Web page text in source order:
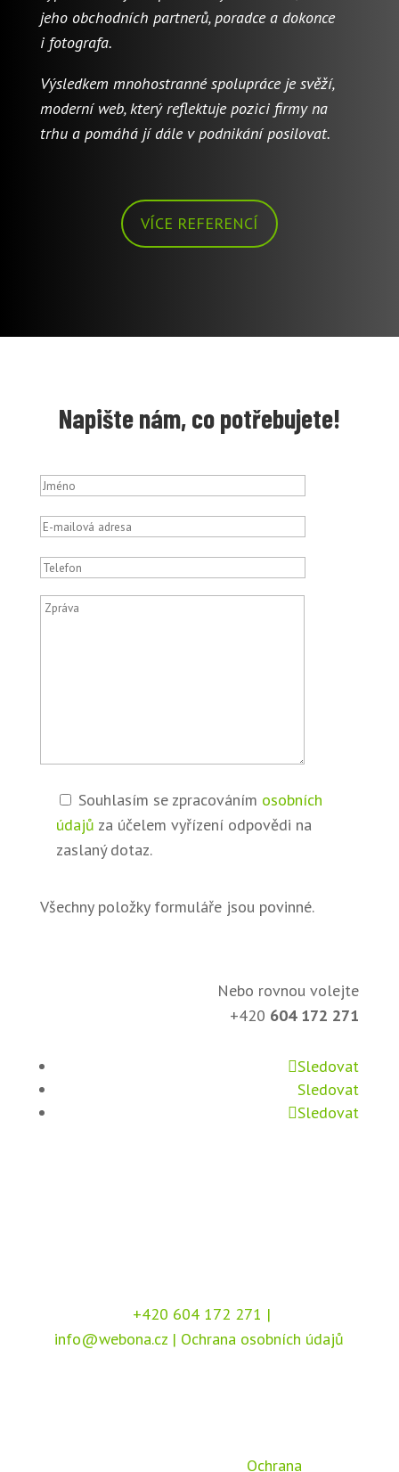
jeho obchodních partnerů, poradce a dokonce
i fotografa.
Výsledkem mnohostranné spolupráce je svěží,
moderní web, který reflektuje pozici firmy na
trhu a pomáhá jí dále v podnikání posilovat.
VÍCE REFERENCÍ
Napište nám, co potřebujete!
Souhlasím se zpracováním osobních
údajů za účelem vyřízení odpovědi na
zaslaný dotaz.
Všechny položky formuláře jsou povinné.
Nebo rovnou volejte
+420 604 172 271
Sledovat
Sledovat
Sledovat
+420 604 172 271 |
info@webona.cz | Ochrana osobních údajů
Ochrana